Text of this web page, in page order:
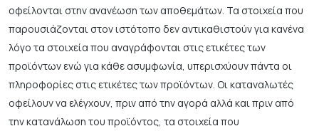
οφείλονται στην ανανέωση των αποθεμάτων. Τα στοιχεία που
παρουσιάζονται στον ιστότοπο δεν αντικαθιστούν για κανένα
λόγο τα στοιχεία που αναγράφονται στις ετικέτες των
προϊόντων ενώ για κάθε ασυμφωνία, υπερισχύουν πάντα οι
πληροφορίες στις ετικέτες των προϊόντων. Οι καταναλωτές
οφείλουν να ελέγχουν, πριν από την αγορά αλλά και πριν από
την κατανάλωση του προϊόντος, τα στοιχεία που